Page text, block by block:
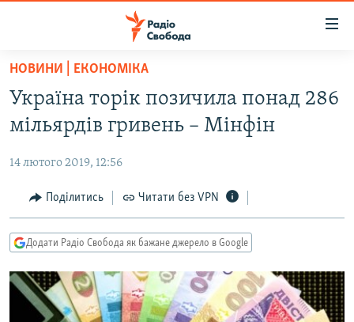
Перейти
основного
матеріалу
до
навігації
Перейти
до
ВСЕ ЗА ДОБУ
ПОЛІТИКА
ЕКОНОМІКА
КУЛЬТУРА
СПОРТ
УКРАЇНА
ВІЙНА
РОСІЙСЬКА «ФІЛЬТРАЦІЯ»
КРИМ.РЕАЛІЇ
ТИ ЯК?
СХЕМИ
НОВИНИ | ЕКОНОМІКА
Україна торік позичила понад 286
мільярдів гривень – Мінфін
14 лютого 2019, 12:56
Поділитись Читати без VPN
Додати Радіо Свобода як бажане джерело в Google